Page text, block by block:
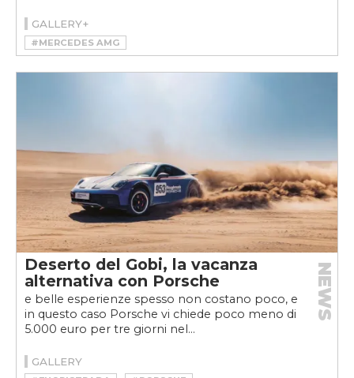
GALLERY+
#MERCEDES AMG
#MERCEDES-AMG CLA 45 4MATIC+
Deserto del Gobi, la vacanza
alternativa con Porsche
e belle esperienze spesso non costano poco, e
in questo caso Porsche vi chiede poco meno di
5.000 euro per tre giorni nel...
NEWS
GALLERY